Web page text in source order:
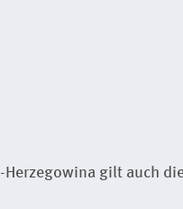
gilt auch